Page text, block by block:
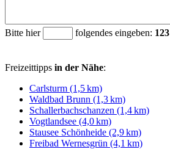
Bitte hier folgendes eingeben: 123
Freizeittipps in der Nähe:
Carlsturm (1,5 km)
Waldbad Brunn (1,3 km)
Schallerbachschanzen (1,4 km)
Vogtlandsee (4,0 km)
Stausee Schönheide (2,9 km)
Freibad Wernesgrün (4,1 km)